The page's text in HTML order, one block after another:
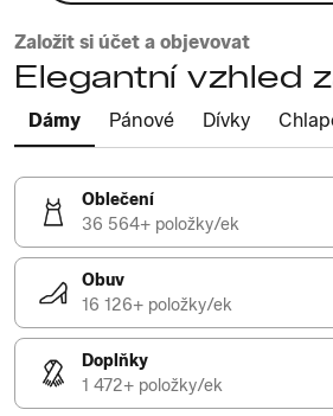
Založit si účet a objevovat
Elegantní vzhled
Dámy Pánové Dívky
Oblečení
36 564+ položky/ek
Obuv
16 126+ položky/ek
Doplňky
1 472+ položky/ek